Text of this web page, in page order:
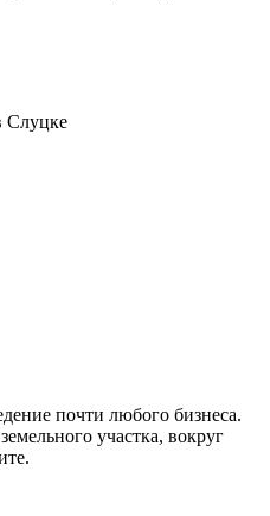
Слуцке
почти любого бизнеса.
участка, вокруг